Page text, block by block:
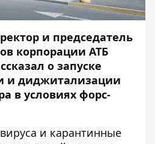
и председатель
корпорации АТБ
о запуске
и диджитализации
в условиях форс-
и карантинные